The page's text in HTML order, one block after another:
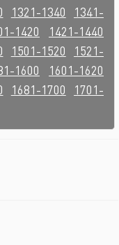
1321-1340
1341-
1420
1421-1440
1501-1520
1521-
1600
1601-1620
1681-1700
1701-